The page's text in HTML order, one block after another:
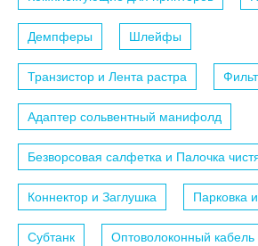
Демпферы Шлейфы
Транзистор и Лента растра
Адаптер сольвентный манифолд
Безворсовая салфетка и Палочка
Коннектор и Заглушка Парковка
Субтанк Оптоволоконный кабель